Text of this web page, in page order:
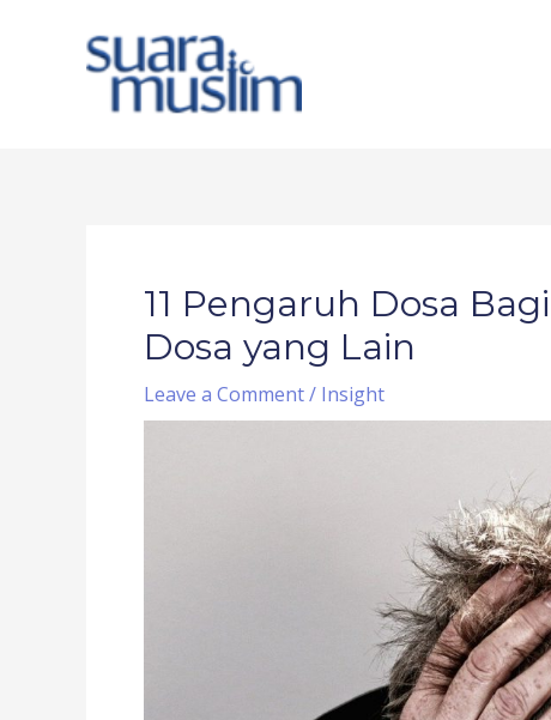
11 Pengaruh Dosa
Dosa yang Lain
Leave a Comment/ Insight